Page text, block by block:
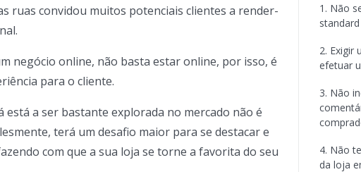
ruas convidou muitos potenciais clientes a render-
negócio online, não basta estar online, por isso, é
para o cliente.
está a ser bastante explorada no mercado não é
terá um desafio maior para se destacar e
com que a sua loja se torne a favorita do seu
1. Não
2. Exigir
efetuar
3. Não
4. Não
da loja